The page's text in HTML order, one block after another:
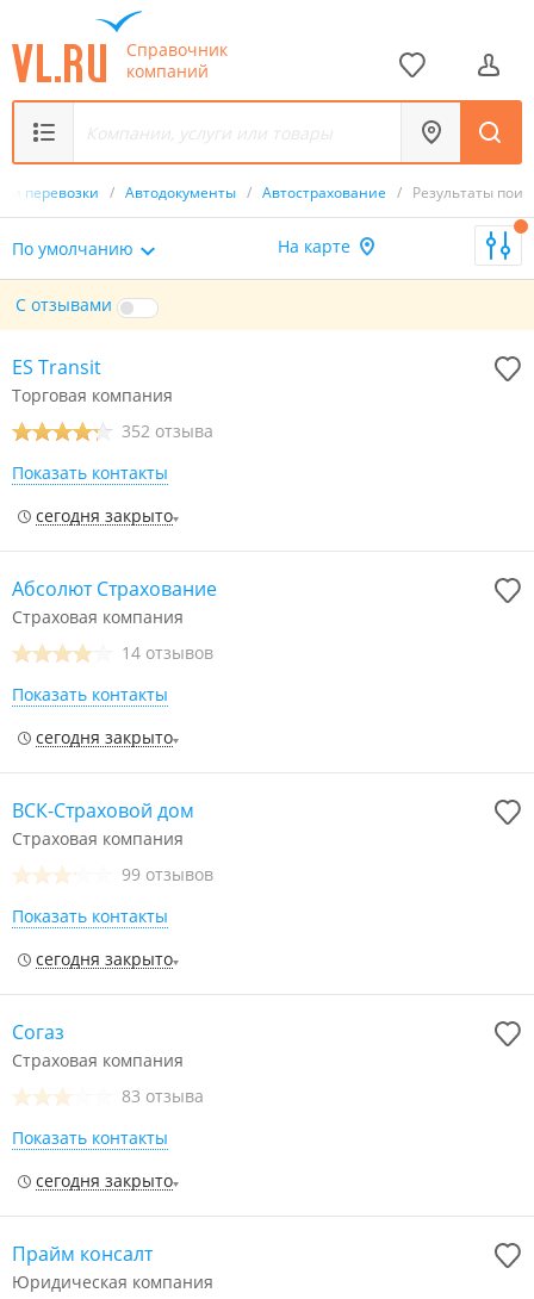
Справочник
компаний
и перевозки / Автодокументы / Автострахование / Результаты
По умолчанию На карте
С отзывами
ES Transit
Торговая компания
352 отзыва
Показать контакты
сегодня закрыто
Абсолют Страхование
Страховая компания
14 отзывов
Показать контакты
сегодня закрыто
ВСК-Страховой дом
Страховая компания
99 отзывов
Показать контакты
сегодня закрыто
Согаз
Страховая компания
83 отзыва
Показать контакты
сегодня закрыто
Прайм консалт
Юридическая компания